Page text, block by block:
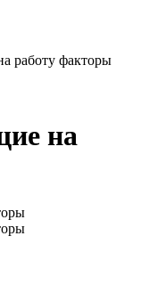
работу факторы
на